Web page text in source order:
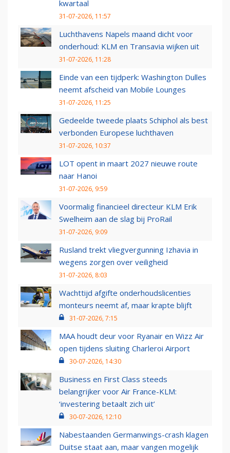
kwartaal
31-07-2026, 11:57
Luchthavens Napels maand dicht voor
onderhoud: KLM en Transavia wijken uit
31-07-2026, 11:28
Einde van een tijdperk: Washington Dulles
neemt afscheid van Mobile Lounges
31-07-2026, 11:25
Gedeelde tweede plaats Schiphol als best
verbonden Europese luchthaven
31-07-2026, 10:37
LOT opent in maart 2027 nieuwe route
naar Hanoi
31-07-2026, 9:59
Voormalig financieel directeur KLM Erik
Swelheim aan de slag bij ProRail
31-07-2026, 9:09
Rusland trekt vliegvergunning Izhavia in
wegens zorgen over veiligheid
31-07-2026, 8:03
Wachttijd afgifte onderhoudslicenties
monteurs neemt af, maar krapte blijft
31-07-2026, 7:15
MAA houdt deur voor Ryanair en Wizz Air
open tijdens sluiting Charleroi Airport
30-07-2026, 14:30
Business en First Class steeds
belangrijker voor Air France-KLM:
‘investering betaalt zich uit’
30-07-2026, 12:10
Nabestaanden Germanwings-crash klagen
Duitse staat aan, maar vangen mogelijk